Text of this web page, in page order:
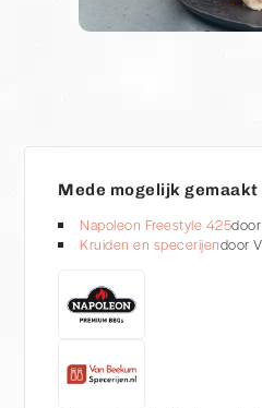
Mede mogelijk
Napoleon Freestyle 425
Kruiden en specerijendoor